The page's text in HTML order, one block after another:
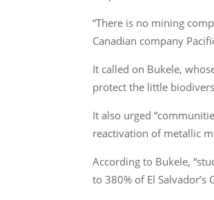
“There is no mining
Canadian company
It called on Bukele,
protect the little
It also urged
reactivation of metallic
According to Bukele,
to 380% of El Salvador’s